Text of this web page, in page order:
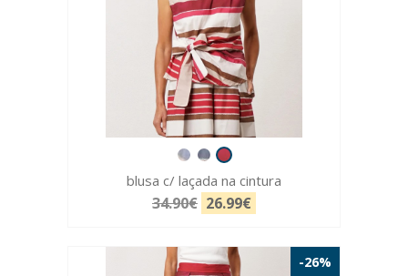
blusa c/ laçada na cintura
34.90€ 26.99€
-26%